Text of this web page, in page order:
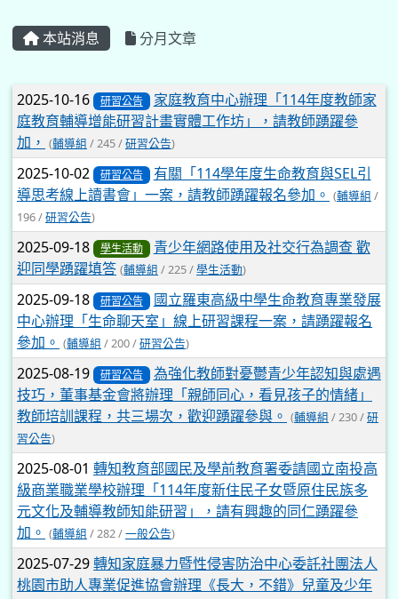
本站消息 分月文章
文章列表
2025-10-16 研習公告
家庭教育中心辦理「114年度教師家
庭教育輔導增能研習計畫實體工作坊」，請教師踴躍參
加， (輔導組 / 245 /研習公告)
2025-10-02 研習公告
有關「114學年度生命教育與SEL引
導思考線上讀書會」一案，請教師踴躍報名參加。 (輔導組 /
196 /研習公告)
2025-09-18 學生活動
青少年網路使用及社交行為調查 歡
迎同學踴躍填答 (輔導組 / 225 /學生活動)
2025-09-18 研習公告
國立羅東高級中學生命教育專業發展
中心辦理「生命聊天室」線上研習課程一案，請踴躍報名
參加。 (輔導組 / 200 /研習公告)
2025-08-19 研習公告
為強化教師對憂鬱青少年認知與處遇
技巧，董事基金會將辦理「親師同心，看見孩子的情緒」
教師培訓課程，共三場次，歡迎踴躍參與。 (輔導組 / 230 /研
習公告)
2025-08-01 轉知教育部國民及學前教育署委請國立南投高
級商業職業學校辦理「114年度新住民子女暨原住民族多
元文化及輔導教師知能研習」，請有興趣的同仁踴躍參
加。 (輔導組 / 282 /一般公告)
2025-07-29轉知家庭暴力暨性侵害防治中心委託社團法人
桃園市助人專業促進協會辦理《長大，不錯》兒童及少年